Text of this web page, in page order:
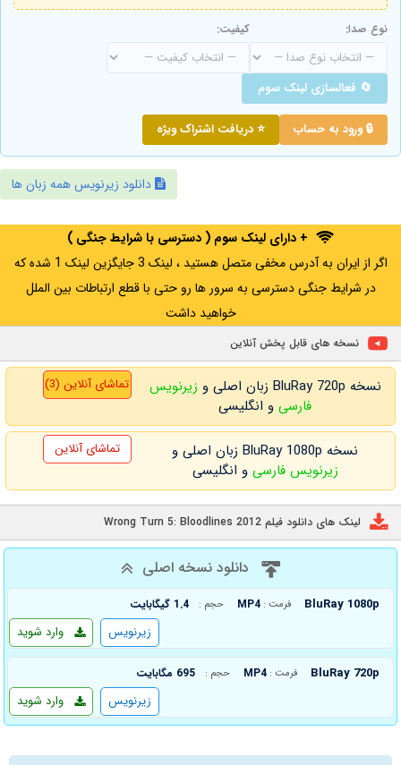
نوع صدا: کیفیت:
🔄 فعالسازی لینک سوم
🔒 ورود به حساب ⭐ دریافت اشتراک ویژه
دانلود زیرنویس همه زبان ها
+ دارای لینک سوم ( دسترسی با شرایط جنگی )
اگر از ایران به آدرس مخفی متصل هستید ، لینک 3 جایگزین لینک 1 شده که
در شرایط جنگی دسترسی به سرور ها رو حتی با قطع ارتباطات بین الملل
خواهید داشت
نسخه های قابل پخش آنلاین
نسخه BluRay 720p زبان اصلی و
زیرنویس
فارسیو انگلیسی
تماشای آنلاین (3)
نسخه BluRay 1080p زبان اصلی و
زیرنویس فارسی و انگلیسی
تماشای آنلاین
لینک های دانلود فیلم Wrong Turn 5: Bloodlines 2012
دانلود نسخه اصلی
BluRay 1080p فرمت : MP4 حجم : 1.4 گیگابایت
وارد شوید زیرنویس
BluRay 720p فرمت : MP4 حجم : 695 مگابایت
وارد شوید زیرنویس